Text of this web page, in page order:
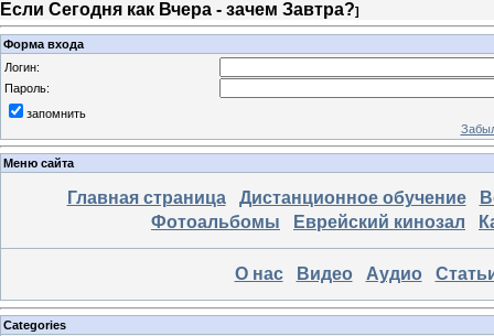
Если Сегодня как Вчера - зачем Завтра?]
Форма входа
Логин:
Пароль:
запомнить
Меню сайта
Главная страница Дистанционное обучение
Фотоальбомы
Еврейский кинозал
О нас Видео Аудио
Categories